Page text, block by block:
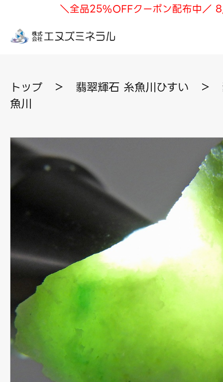
＼全品25%OFFクーポン配布中／
トップ ＞ 翡翠輝石 糸魚川ひすい ＞
魚川